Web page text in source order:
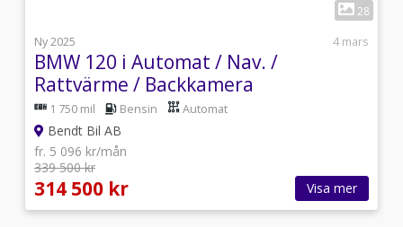
28
Ny 2025
4 mars
BMW 120 i Automat / Nav. /
Rattvärme / Backkamera
1 750 mil Bensin Automat
Bendt Bil AB
fr. 5 096 kr/mån
339 500 kr
314 500 kr Visa mer